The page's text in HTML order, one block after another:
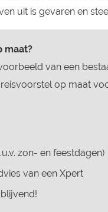
uit is gevaren en
maat?
van een
op maat
zon- en feestdagen)
van een Xpert